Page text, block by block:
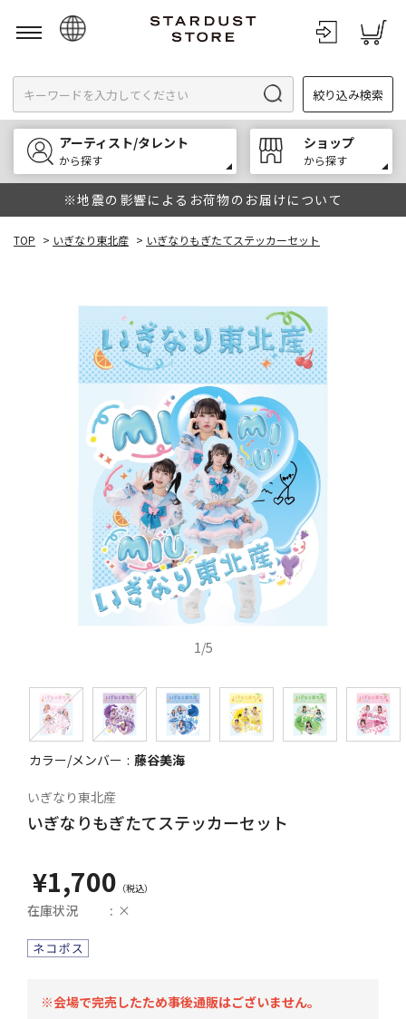
English
한국어
中文
絞り込み検索
アーティスト/タレント
から探す
ショップ
から探す
※地震の影響によるお荷物のお届けについて
TOP > いぎなり東北産 > いぎなりもぎたてステッカーセット
1/5
カラー/メンバー 藤谷美海
いぎなり東北産
いぎなりもぎたてステッカーセット
¥1,700
在庫状況 ×
※会場で完売したため事後通販はございません。